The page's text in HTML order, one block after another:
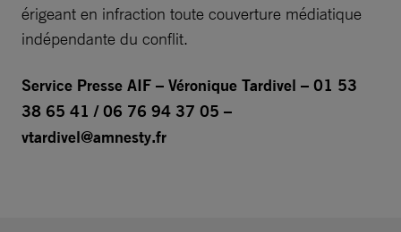
érigeant en infraction toute couverture médiatique
indépendante du conflit.
Service Presse AIF – Véronique Tardivel – 01 53
38 65 41 / 06 76 94 37 05 –
vtardivel@amnesty.fr